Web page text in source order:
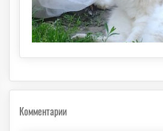
Комментарии